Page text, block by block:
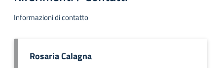
Informazioni di contatto
Rosaria Calagna